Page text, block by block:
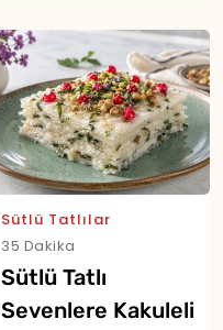
Sütlü Tatlılar
35 Dakika
Sütlü Tatlı
Sevenlere Kakuleli